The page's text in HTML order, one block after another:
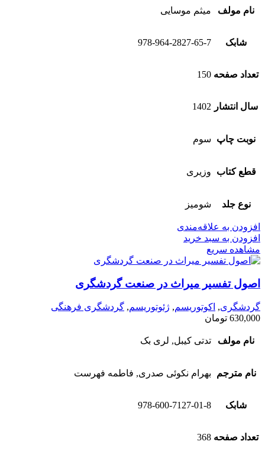
نام مولف میثم موسایی
شابک 978-964-2827-65-7
تعداد صفحه 150
سال انتشار 1402
نوبت چاپ سوم
قطع کتاب وزیری
نوع جلد شومیز
افزودن به علاقه‌مندی
افزودن به سبد خرید
مشاهده سریع
اصول تفسیر میراث در صنعت گردشگری
گردشگری, اکوتوریسم, ژئوتوریسم, گردشگری فرهنگی
630,000 تومان
نام مولف تدتی کیبل, لری بک
نام مترجم بهرام نکوئی صدری, فاطمه فهرست
شابک 978-600-7127-01-8
تعداد صفحه 368